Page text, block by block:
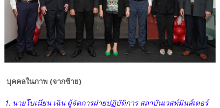
บุคคลในภาพ (จากซ้าย)
1. นายโบเนียน เฉิน ผู้จัดการฝ่ายปฏิบัติการ สถาบันเวสท์มินส์เตอร์